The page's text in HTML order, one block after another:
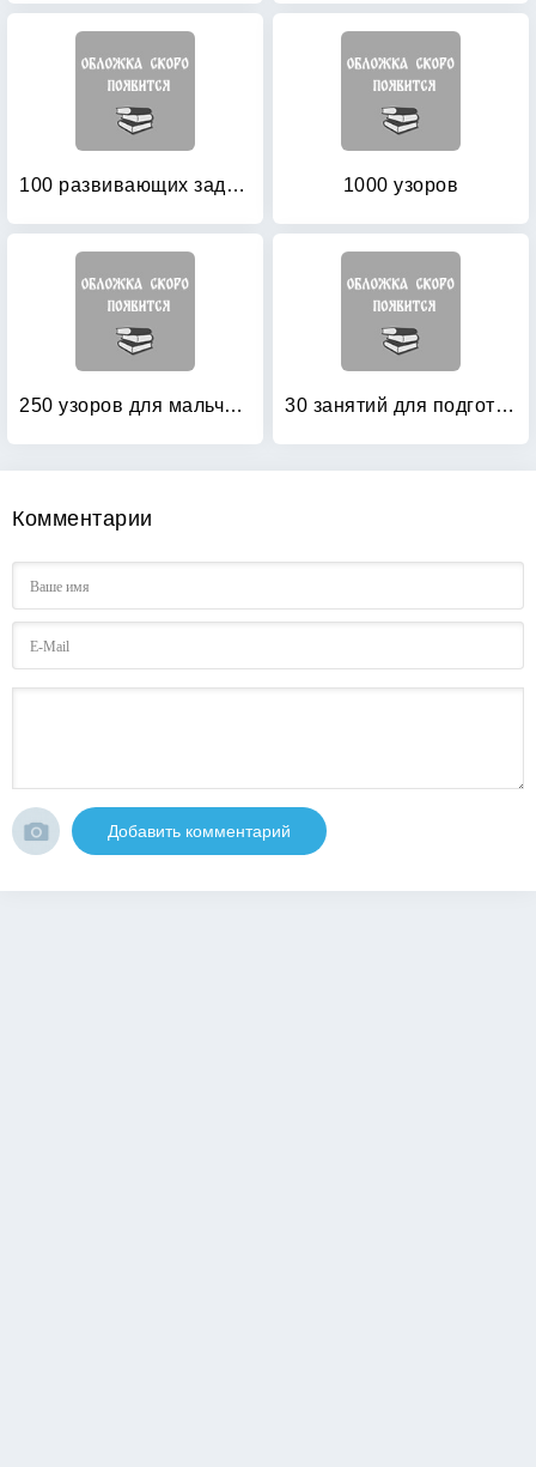
100 развивающих заданий для мальчиков 1000 узоров
250 узоров для мальчиков и девочек 30 занятий для подготовки к школе: Рабочая тетрадь. 4 лет. Часть 1
Комментарии